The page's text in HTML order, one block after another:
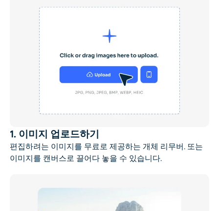
1. 이미지 업로드하기
편집하려는 이미지를 무료로 제공하는 개체 리무버. 또는
이미지를 캔버스로 끌어다 놓을 수 있습니다.